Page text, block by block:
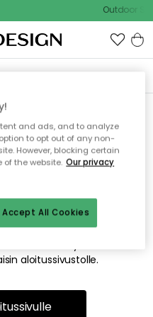
Outdoor
löydä
sivua
ei enää ole tai siitä, että se
tästä mahdollisesti
aloitussivustolle.
and ads, and to analyze
to opt out of any non-
However, blocking certain
of the website. Our privacy
Accept All Cookies